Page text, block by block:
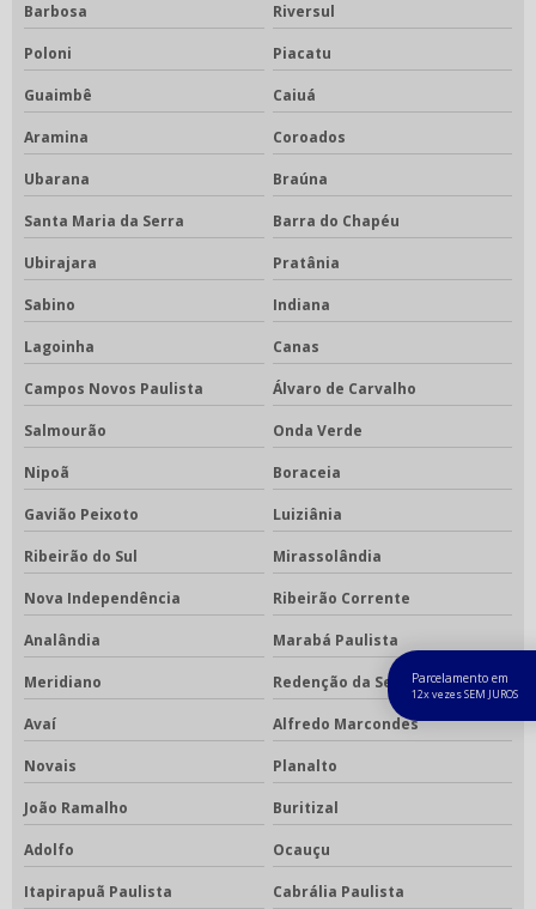
Barbosa Riversul
Poloni Piacatu
Guaimbê Caiuá
Aramina Coroados
Ubarana Braúna
Santa Maria da Serra Barra do Chapéu
Ubirajara Pratânia
Sabino Indiana
Lagoinha Canas
Campos Novos Paulista Álvaro de Carvalho
Salmourão Onda Verde
Nipoã Boraceia
Gavião Peixoto Luiziânia
Ribeirão do Sul Mirassolândia
Nova Independência Ribeirão Corrente
Analândia Marabá Paulista
Meridiano Redenção da Serra
Avaí Alfredo Marcondes
Novais Planalto
João Ramalho Buritizal
Adolfo Ocauçu
Itapirapuã Paulista Cabrália Paulista
Parcelamento em
12x vezes SEM JUROS